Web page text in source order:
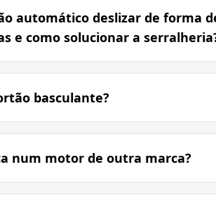
automático deslizar de forma
e como solucionar a
basculante?
num motor de outra marca?